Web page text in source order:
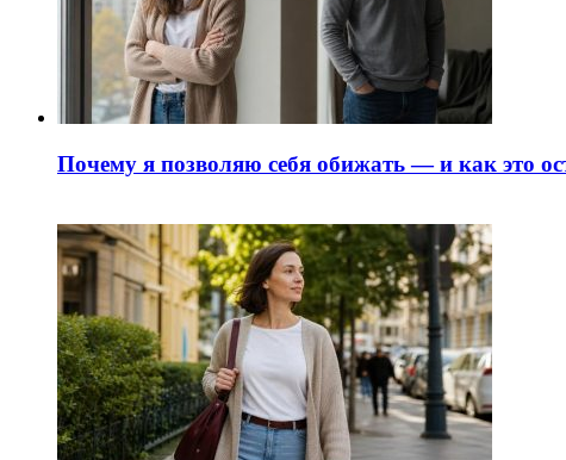
Почему я позволяю себя обижать — и как это